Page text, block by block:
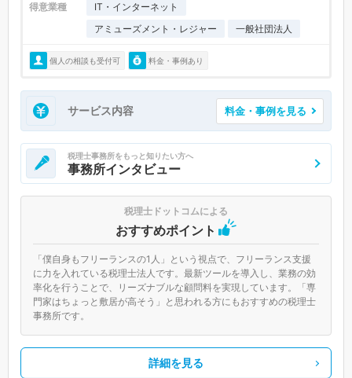
得意業種
IT・インターネット
アミューズメント・レジャー
一般社団法人
個人の相談も受付可 料金・事例あり
サービス内容 料金・事例を見る
税理士事務所をもっと知りたい方へ
事務所インタビュー
税理士ドットコムによる
おすすめポイント
「僕自身もフリーランスの1人」という視点で、フリーランス支援
に力を入れている税理士法人です。最新ツールを導入し、業務の効
率化を行うことで、リーズナブルな顧問料を実現しています。「専
門家はちょっと敷居が高そう」と思われる方にもおすすめの税理士
事務所です。
詳細を見る